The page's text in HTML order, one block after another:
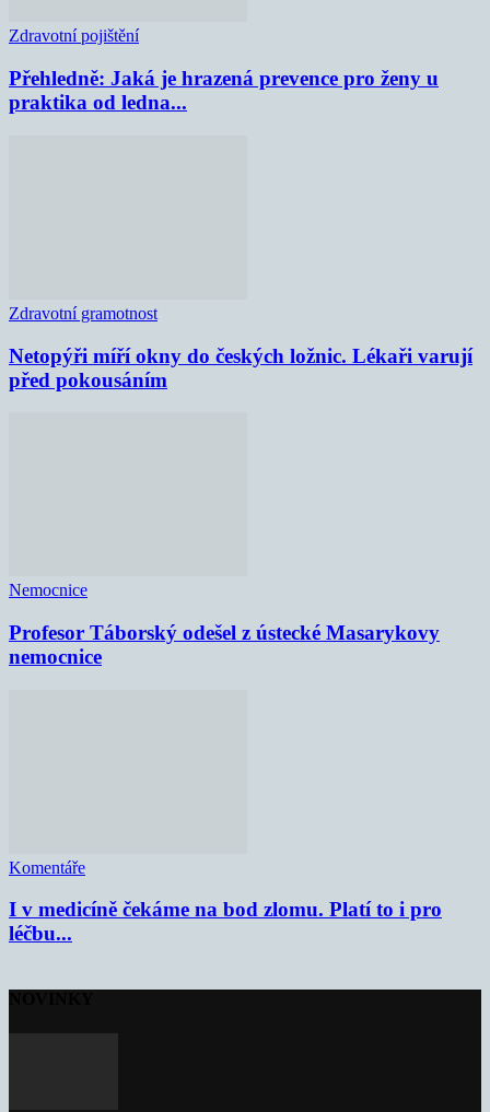
Zdravotní pojištění
Přehledně: Jaká je hrazená prevence pro ženy u
praktika od ledna...
Zdravotní gramotnost
Netopýři míří okny do českých ložnic. Lékaři varují
před pokousáním
Nemocnice
Profesor Táborský odešel z ústecké Masarykovy
nemocnice
Komentáře
I v medicíně čekáme na bod zlomu. Platí to i pro
léčbu...